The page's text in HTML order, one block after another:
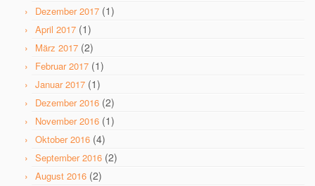
Dezember 2017 (1)
April 2017 (1)
März 2017 (2)
Februar 2017 (1)
Januar 2017 (1)
Dezember 2016 (2)
November 2016 (1)
Oktober 2016 (4)
September 2016 (2)
August 2016 (2)